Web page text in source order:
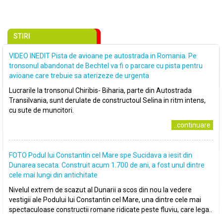
STIRI
VIDEO INEDIT Pista de avioane pe autostrada in Romania. Pe
tronsonul abandonat de Bechtel va fi o parcare cu pista pentru
avioane care trebuie sa aterizeze de urgenta
Lucrarile la tronsonul Chiribis- Biharia, parte din Autostrada
Transilvania, sunt derulate de constructoul Selina in ritm intens,
cu sute de muncitori.
..continuare
FOTO Podul lui Constantin cel Mare spe Sucidava a iesit din
Dunarea secata. Construit acum 1.700 de ani, a fost unul dintre
cele mai lungi din antichitate
Nivelul extrem de scazut al Dunarii a scos din nou la vedere
vestigii ale Podului lui Constantin cel Mare, una dintre cele mai
spectaculoase constructii romane ridicate peste fluviu, care lega..